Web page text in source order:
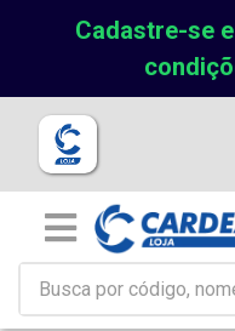
Cadastre-se